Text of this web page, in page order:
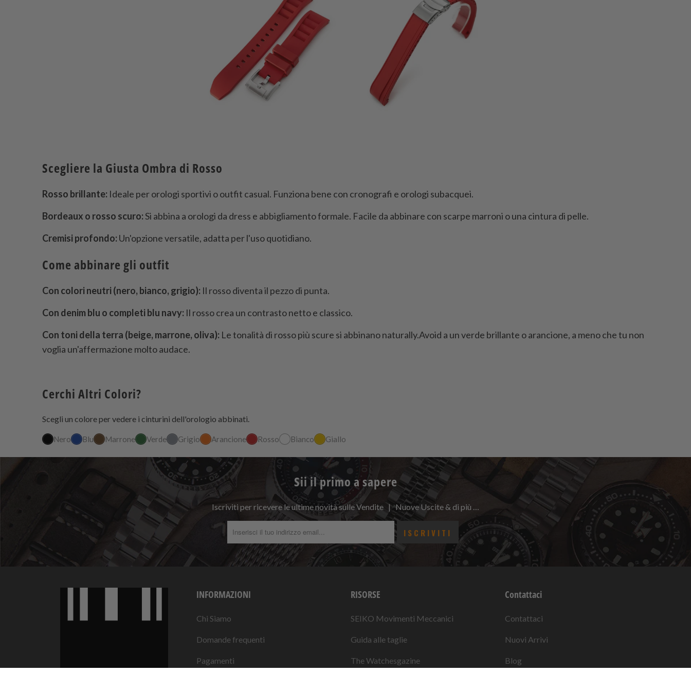
totali
Scegliere la Giusta Ombra di Rosso
Rosso brillante: Ideale per orologi sportivi o outfit casual. Funziona bene con cronografi e orologi subacquei.
Bordeaux o rosso scuro:Si abbina a orologi da dress e abbigliamento formale. Facile da abbinare con scarpe marroni o una cintura di pelle.
Cremisi profondo: Un'opzione versatile, adatta per l'uso quotidiano.
Come abbinare gli outfit
Con colori neutri (nero, bianco, grigio): Il rosso diventa il pezzo di punta.
Con denim blu o completi blu navy: Il rosso crea un contrasto netto e classico.
Con toni della terra (beige, marrone, oliva): Le tonalità di rosso più scure si abbinano naturally.Avoid a un verde brillante o arancione, a meno che tu non
voglia un'affermazione molto audace.
Cerchi Altri Colori?
Scegli un colore per vedere i cinturini dell'orologio abbinati.
Nero Blu Marrone Verde Grigio Arancione Rosso Bianco Giallo
Sii il primo a sapere
Iscriviti per ricevere le ultime novità sulle Vendite | Nuove Uscite & di più …
INFORMAZIONI
Chi Siamo
Domande frequenti
Pagamenti
RISORSE
SEIKO Movimenti Meccanici
Guida alle taglie
The Watchesgazine
Contattaci
Contattaci
Nuovi Arrivi
Blog